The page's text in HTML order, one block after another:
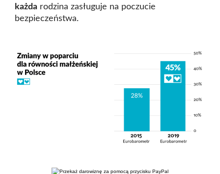
każda rodzina zasługuje na poczucie
bezpieczeństwa.